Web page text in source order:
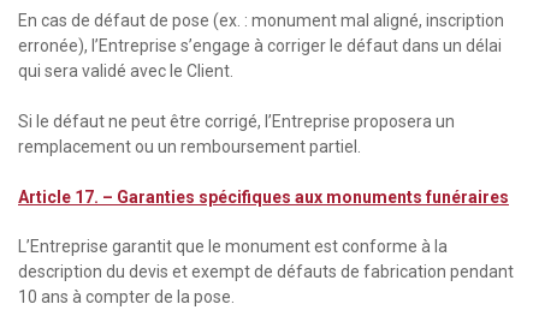
En cas de défaut de pose (ex. : monument mal aligné, inscription
erronée), l’Entreprise s’engage à corriger le défaut dans un délai
qui sera validé avec le Client.
Si le défaut ne peut être corrigé, l’Entreprise proposera un
remplacement ou un remboursement partiel.
Article 17. – Garanties spécifiques aux monuments funéraires
L’Entreprise garantit que le monument est conforme à la
description du devis et exempt de défauts de fabrication pendant
10 ans à compter de la pose.